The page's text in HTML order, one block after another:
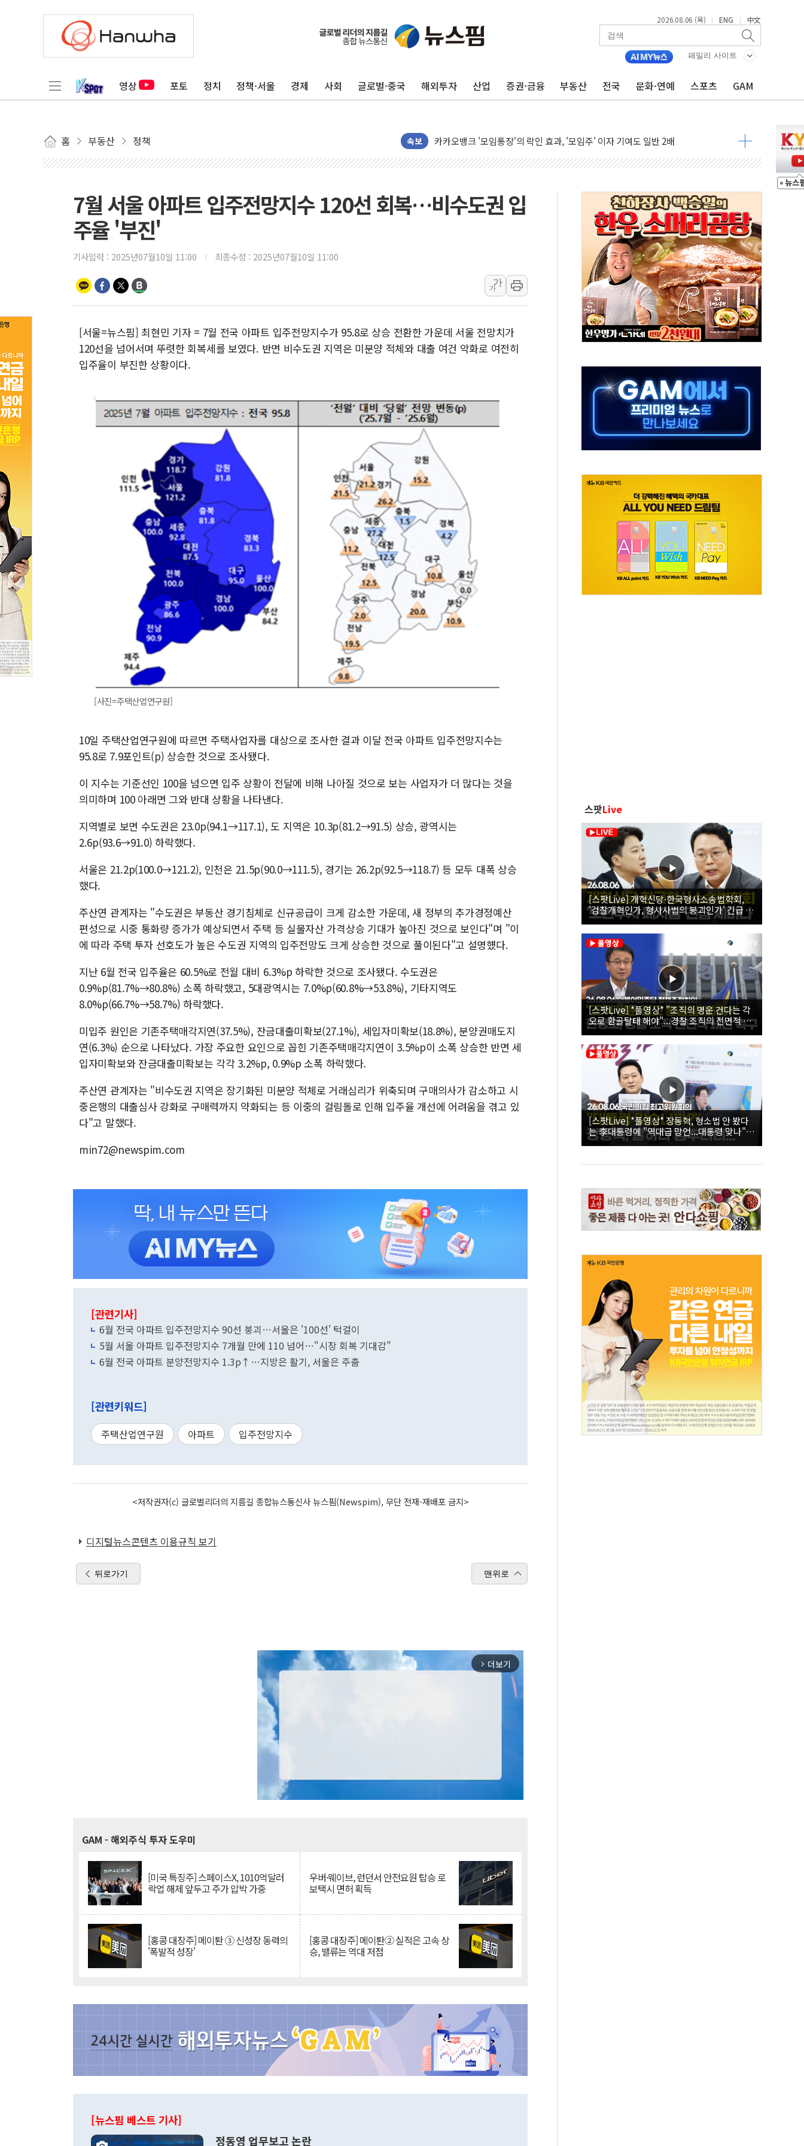
2026.08.06 (목) | ENG | 中文
패밀리 사이트
영상 포토 정치 정책·서울 경제 사회 글로벌·중국 해외투자 산업 증권·금융 부동산 전국 문화·연예 스포츠 GAM
홈 부동산 정책 속보
외국인 돌아왔지만 …'삼전·하이닉스'는 사고 급등주는 팔았다
미래에셋자산운용 "변동성 커진 AI 반도체, 메모리 넘어 밸류체인 분산 투자해야"
반도체 대형주 급락에 코스피 4%↓…매도 사이드카 발동
더본코리아 홍콩반점, '부산 돼지국밥짬뽕' 2주간 전국 한시 판매
ADT캡스, 매장 운영·보안 통합관리 앱 출시
환율 100원 빠지면 현대차 영업익 2.2조 증발...하반기 '환율 역풍' 우려
국내 최대 400MW 규모 해남 태양광발전 '첫삽'…남동발전, 재생에너지 '앞장'
경찰, '홍명보 감독 선임 의혹' 축구협회 압수수색
삼성전자, FMS 2026서 차세대 AI 메모리 기술력 과시
LX하우시스 "역대급 폭염에 고단열 인테리어 관심 급증"
일 안 하고 '초과근무 수당' 챙긴 경찰관 2명 송치
토마토시스템 조길주·이강찬 대표, 자사주 매수
[특징주] 고려아연, 상반기 최대 실적에 13%대 급등
한·체코 항공편 주10회로 확대…신규 항공사 진입길 열려
SBI저축은행, 최고 연 7.7% '생활파킹통장' 출시
美중간선거 '색깔론' 덧씌우는 트럼프...당내선 "안 먹힌다" 균열
7월 서울 아파트 입주전망지수 120선 회복…비수도권 입
주율 '부진'
기사입력 : 2025년07월10일 11:00 최종수정 : 2025년07월10일 11:00
가
가
[서울=뉴스핌] 최현민 기자 = 7월 전국 아파트 입주전망지수가 95.8로 상승 전환한 가운데 서울 전망치가
120선을 넘어서며 뚜렷한 회복세를 보였다. 반면 비수도권 지역은 미분양 적체와 대출 여건 악화로 여전히
입주율이 부진한 상황이다.
[사진=주택산업연구원]
10일 주택산업연구원에 따르면 주택사업자를 대상으로 조사한 결과 이달 전국 아파트 입주전망지수는
95.8로 7.9포인트(p) 상승한 것으로 조사됐다.
이 지수는 기준선인 100을 넘으면 입주 상황이 전달에 비해 나아질 것으로 보는 사업자가 더 많다는 것을
의미하며 100 아래면 그와 반대 상황을 나타낸다.
지역별로 보면 수도권은 23.0p(94.1→117.1), 도 지역은 10.3p(81.2→91.5) 상승, 광역시는
2.6p(93.6→91.0) 하락했다.
서울은 21.2p(100.0→121.2), 인천은 21.5p(90.0→111.5), 경기는 26.2p(92.5→118.7) 등 모두 대폭 상승
했다.
주산연 관계자는 "수도권은 부동산 경기침체로 신규공급이 크게 감소한 가운데, 새 정부의 추가경정예산
편성으로 시중 통화량 증가가 예상되면서 주택 등 실물자산 가격상승 기대가 높아진 것으로 보인다"며 "이
에 따라 주택 투자 선호도가 높은 수도권 지역의 입주전망도 크게 상승한 것으로 풀이된다"고 설명헀다.
지난 6월 전국 입주율은 60.5%로 전월 대비 6.3%p 하락한 것으로 조사됐다. 수도권은
0.9%p(81.7%→80.8%) 소폭 하락했고, 5대광역시는 7.0%p(60.8%→53.8%), 기타지역도
8.0%p(66.7%→58.7%) 하락했다.
미입주 원인은 기존주택매각지연(37.5%), 잔금대출미확보(27.1%), 세입자미확보(18.8%), 분양권매도지
연(6.3%) 순으로 나타났다. 가장 주요한 요인으로 꼽힌 기존주택매각지연이 3.5%p이 소폭 상승한 반면 세
입자미확보와 잔금대출미확보는 각각 3.2%p, 0.9%p 소폭 하락했다.
주산연 관계자는 "비수도권 지역은 장기화된 미분양 적체로 거래심리가 위축되며 구매의사가 감소하고 시
중은행의 대출심사 강화로 구매력까지 약화되는 등 이중의 걸림돌로 인해 입주율 개선에 어려움을 겪고 있
다"고 말했다.
min72@newspim.com
[관련기사]
6월 전국 아파트 입주전망지수 90선 붕괴…서울은 '100선' 턱걸이
5월 서울 아파트 입주전망지수 7개월 만에 110 넘어…"시장 회복 기대감"
6월 전국 아파트 분양전망지수 1.3p↑…지방은 활기, 서울은 주춤
[관련키워드]
주택산업연구원 아파트 입주전망지수
<저작권자(c) 글로벌리더의 지름길 종합뉴스통신사 뉴스핌(Newspim), 무단 전재-재배포 금지>
디지털뉴스콘텐츠 이용규칙 보기
뒤로가기 맨위로
arrow_forward_ios 더보기
GAM - 해외주식 투자 도우미
[미국 특징주] 스페이스X, 1010억달러
락업 해제 앞두고 주가 압박 가중
우버·웨이브, 런던서 안전요원 탑승 로
보택시 면허 획득
[홍콩 대장주] 메이퇀 ③ 신성장 동력의
'폭발적 성장'
[홍콩 대장주] 메이퇀② 실적은 고속 상
승, 밸류는 역대 저점
[뉴스핌 베스트 기사]
정동영 업무보고 논란
스팟Live
[스팟Live] 개혁신당·한국형사소송법학회,
'검찰개혁인가, 형사사법의 붕괴인가' 긴급 세
미나｜26.08.06
[스팟Live] *풀영상* "조직의 명운 건다는 각
오로 환골탈태 해야"...경찰 조직의 전면적 쇄
신 촉구한 한병도 | 26.08.06 더불어민주당 정
책조정회의
[스팟Live] *풀영상* 장동혁, 형소법 안 봤다
는 李대통령에 "역대급 망언...대통령 맞나"｜
26.08.06 국민의힘 최고위원회의